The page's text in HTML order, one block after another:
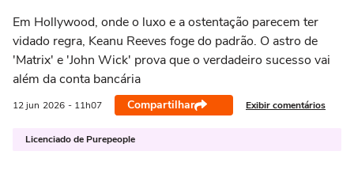
Em Hollywood, onde o luxo e a ostentação parecem ter
vidado regra, Keanu Reeves foge do padrão. O astro de
'Matrix' e 'John Wick' prova que o verdadeiro sucesso vai
além da conta bancária
12 jun 2026 - 11h07 Compartilhar Exibir comentários
Licenciado de Purepeople